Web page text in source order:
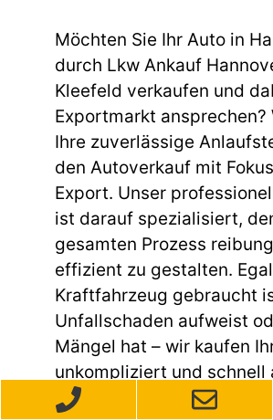
Möchten Sie Ihr Auto in
durch Lkw Ankauf
Kleefeld verkaufen und
Exportmarkt ansprechen?
Ihre zuverlässige
den Autoverkauf mit
Export. Unser
ist darauf spezialisiert,
gesamten Prozess
effizient zu gestalten.
Kraftfahrzeug gebraucht
Unfallschaden aufweist
Mängel hat – wir kaufen
unkompliziert und schnell
Nutzen Sie unsere